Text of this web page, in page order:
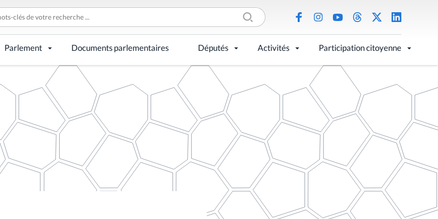
Parlement Documents parlementaires Députés Activités Participation citoyenne